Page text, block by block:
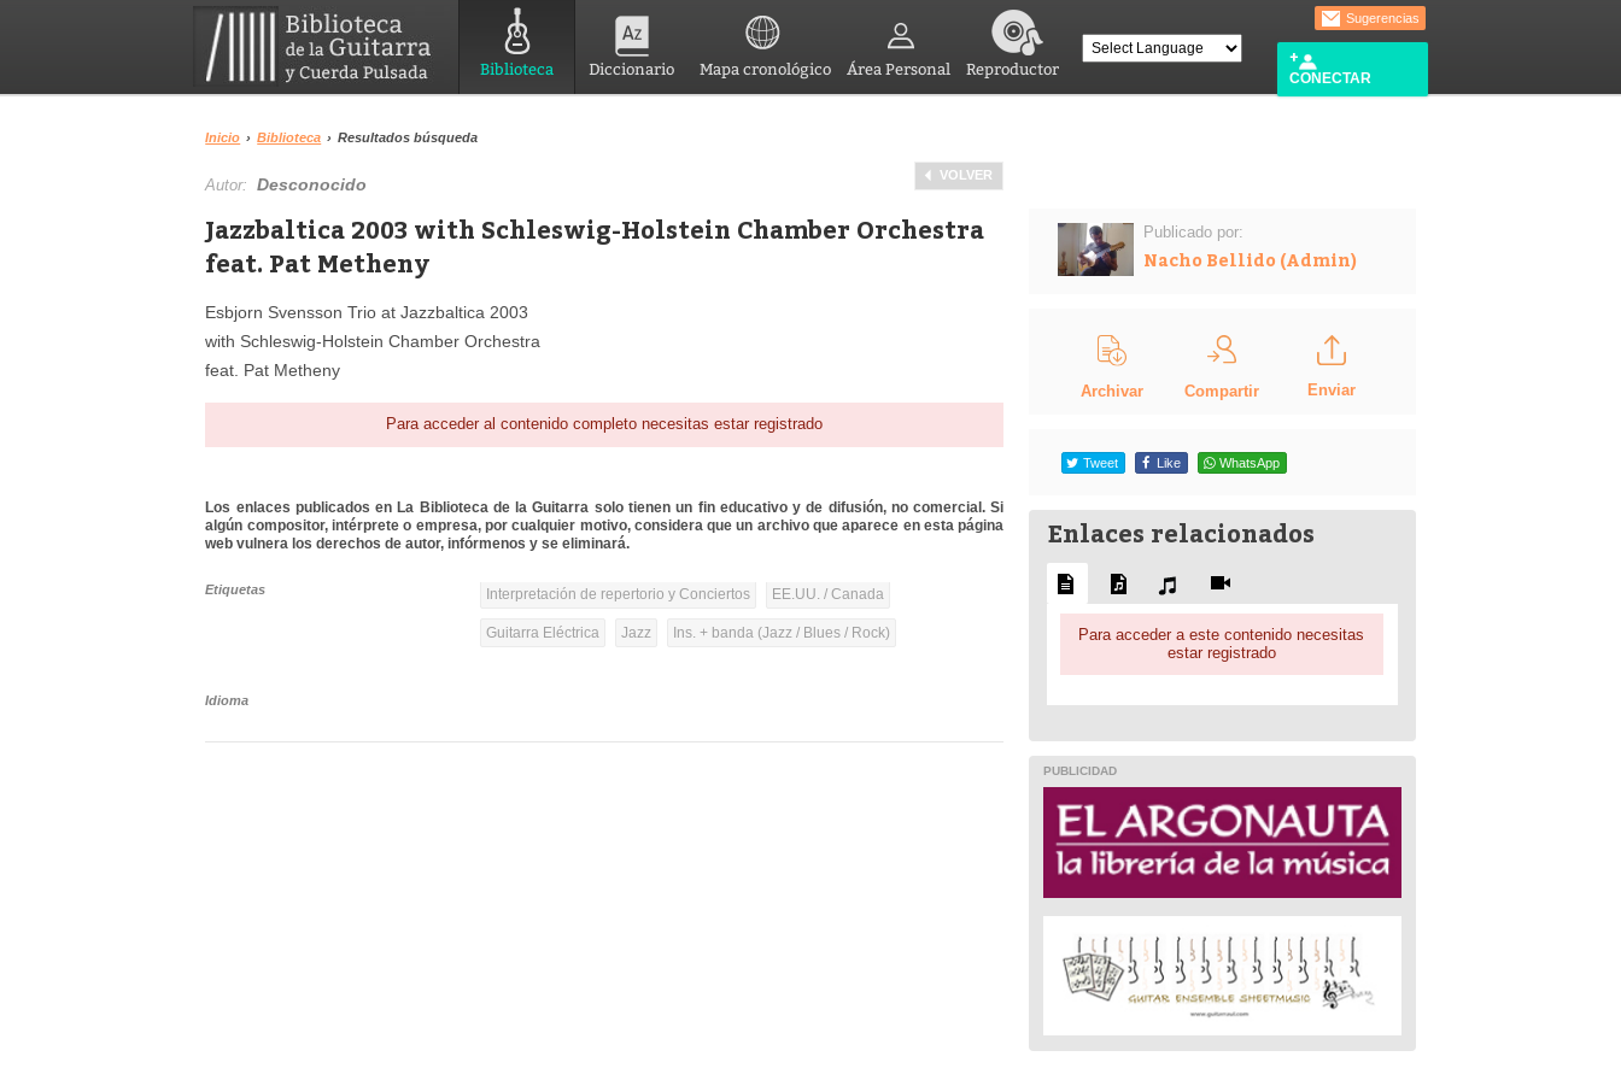
Biblioteca Diccionario Mapa cronológico Área Personal Reproductor
Sugerencias
CONECTAR
Inicio › Biblioteca › Resultados búsqueda
VOLVER
Autor:Desconocido
Jazzbaltica 2003 with Schleswig-Holstein Chamber Orchestra
feat. Pat Metheny
Esbjorn Svensson Trio at Jazzbaltica 2003
with Schleswig-Holstein Chamber Orchestra
feat. Pat Metheny
Para acceder al contenido completo necesitas estar registrado
Los enlaces publicados en La Biblioteca de la Guitarra solo tienen un fin educativo y de difusión, no comercial. Si
algún compositor, intérprete o empresa, por cualquier motivo, considera que un archivo que aparece en esta página
web vulnera los derechos de autor, infórmenos y se eliminará.
Etiquetas Interpretación de repertorio y Conciertos EE.UU. / Canada
Guitarra Eléctrica Jazz Ins. + banda (Jazz / Blues / Rock)
Idioma
Publicado por:
Nacho Bellido (Admin)
Archivar Compartir Enviar
Tweet Like WhatsApp
Enlaces relacionados
Para acceder a este contenido necesitas
estar registrado
PUBLICIDAD